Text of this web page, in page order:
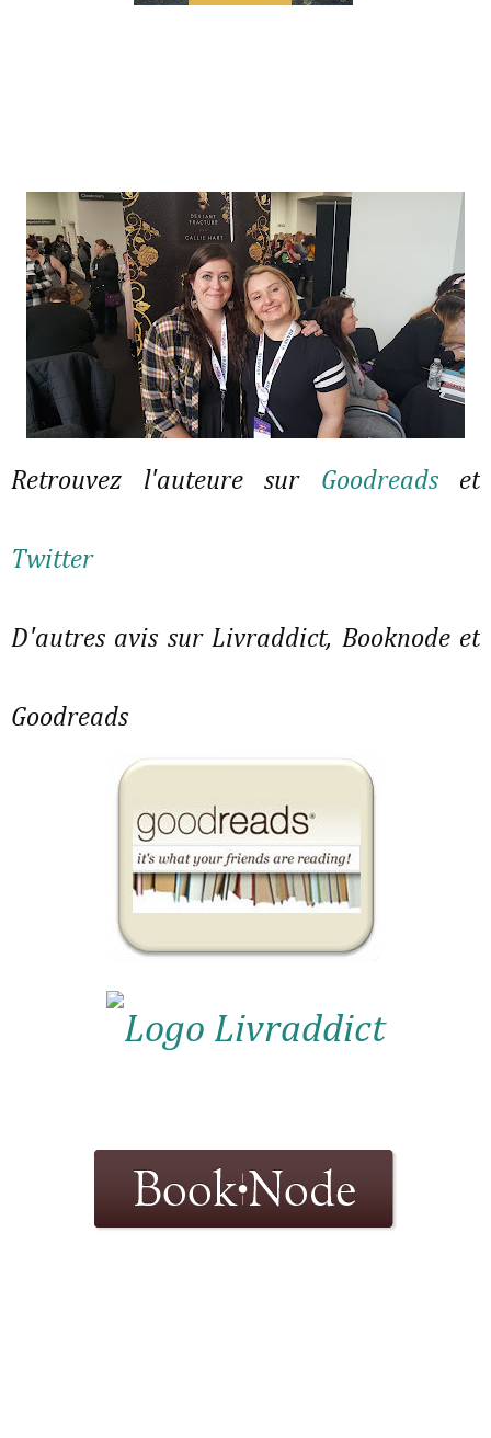
Retrouvez l'auteure sur Goodreads et
Twitter
D'autres avis sur Livraddict, Booknode et
Goodreads